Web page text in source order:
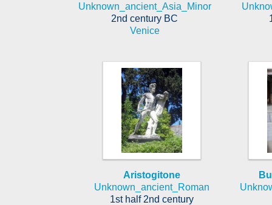
Unknown_ancient_Asia_Minor
2nd century BC
Venice
Aristogitone
Unknown_ancient_Roman
1st half 2nd century